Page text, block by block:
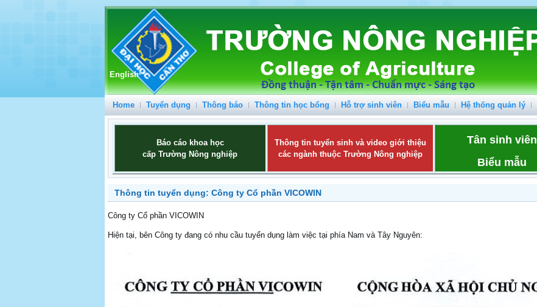
English
Home Tuyển dụng Thông báo Thông tin học bổng Hỗ trợ sinh viên Biểu mẫu Hệ thống quản lý
Báo cáo khoa học
cấp Trường Nông nghiệp
Thông tin tuyển sinh và video giới thiệu
các ngành thuộc Trường Nông nghiệp
Tân sinh viên
Biểu mẫu
Thông tin tuyển dụng: Công ty Cổ phần VICOWIN
Công ty Cổ phần VICOWIN
Hiện tại, bên Công ty đang có nhu cầu tuyển dụng làm việc tại phía Nam và Tây Nguyên: